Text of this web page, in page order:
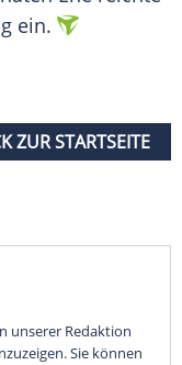
ein.
ZUR STARTSEITE
unserer Redaktion
Sie können